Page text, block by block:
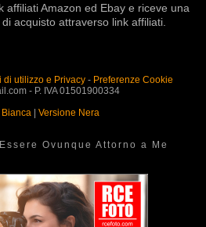
affiliati Amazon ed Ebay e riceve una
acquisto attraverso link affiliati.
di utilizzo e Privacy- Preferenze Cookie
- P. IVA 01501900334
| Versione Nera
Ovunque Attorno a Me